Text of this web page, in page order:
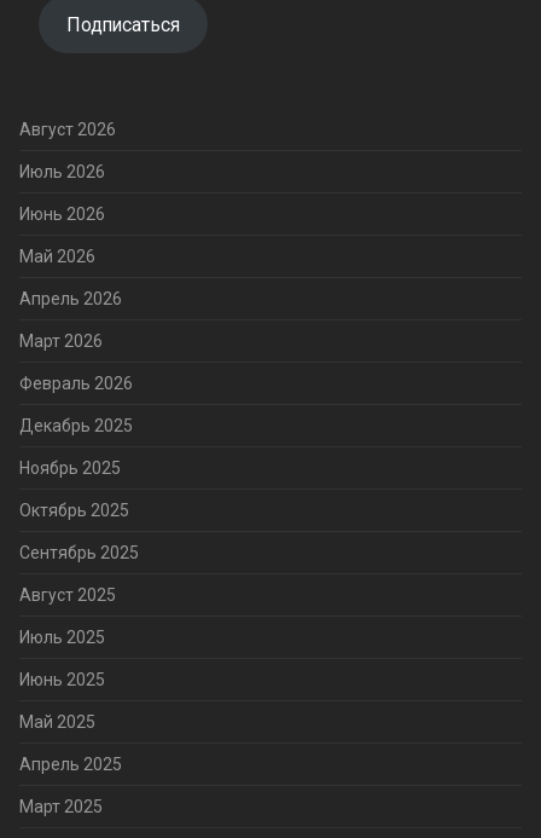
Подписаться
Август 2026
Июль 2026
Июнь 2026
Май 2026
Апрель 2026
Март 2026
Февраль 2026
Декабрь 2025
Ноябрь 2025
Октябрь 2025
Сентябрь 2025
Август 2025
Июль 2025
Июнь 2025
Май 2025
Апрель 2025
Март 2025